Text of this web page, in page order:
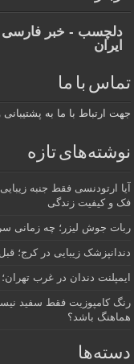
دلچسب - خبر فارسی
ایران
تماس با ما
جهت ارتباط با ما به پشتیبانی واتساپ به
نوشته‌های تازه
آیا ارتودنسی فقط جنبه
فک و کیفیت زندگی
ربات جوش لیزر؛ چه زمانی
دندانپزشک زیبایی در کرج؛
ایمپلنت دندان در غرب
رنگ کامپوزیت فقط سفید
هماهنگ باشد؟
دسته‌ها